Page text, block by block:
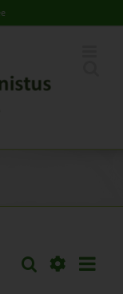
Sündmused
Otsi Päev